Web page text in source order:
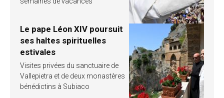
Le pape Léon XIV poursuit
ses haltes spirituelles
estivales
Visites privées du sanctuaire de
Vallepietra et de deux monastères
bénédictins à Subiaco